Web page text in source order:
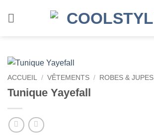
ACCUEIL / VÊTEMENTS / ROBES & JUPES
Tunique Yayefall